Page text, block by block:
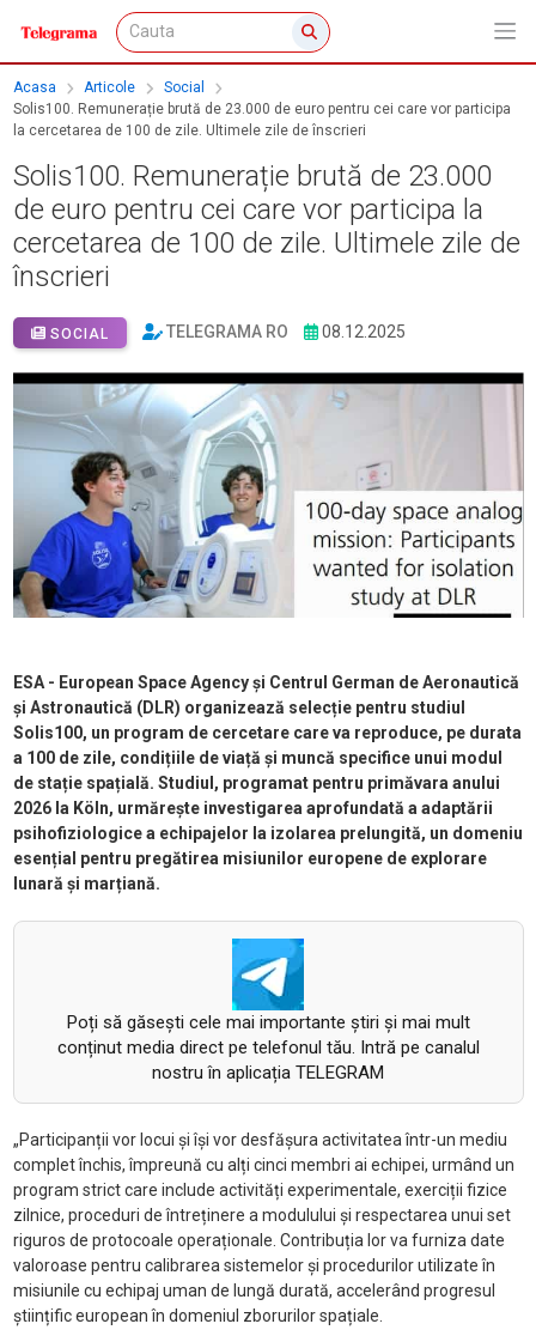
Acasa Articole
Social
Solis100. Remunerație brută de 23.000 de euro pentru cei care vor participa
la cercetarea de 100 de zile. Ultimele zile de înscrieri
Solis100. Remunerație brută de 23.000
de euro pentru cei care vor participa la
cercetarea de 100 de zile. Ultimele zile de
înscrieri
SOCIAL TELEGRAMA RO 08.12.2025
ESA - European Space Agencyși Centrul German de Aeronautică
și Astronautică (DLR) organizează selecție pentru studiul
Solis100, un program de cercetare care va reproduce, pe durata
a 100 de zile, condițiile de viață și muncă specifice unui modul
de stație spațială. Studiul, programat pentru primăvara anului
2026 la Köln, urmărește investigarea aprofundată a adaptării
psihofiziologice a echipajelor la izolarea prelungită, un domeniu
esențial pentru pregătirea misiunilor europene de explorare
lunară și marțiană.
Poți să găsești cele mai importante știri și mai mult
conținut media direct pe telefonul tău. Intră pe canalul
nostru în aplicația TELEGRAM
„Participanții vor locui șiîși vor desfășura activitateaîntr-un mediu
complet închis, împreună cu alți cinci membri ai echipei, urmând un
program strict care include activități experimentale, exerciții fizice
zilnice, proceduri deîntreținere a modulului și respectarea unui set
riguros de protocoale operaționale. Contribuția lor va furniza date
valoroase pentru calibrarea sistemelor și procedurilor utilizateîn
misiunile cu echipaj uman de lungă durată, accelerând progresul
științific europeanîn domeniul zborurilor spațiale.